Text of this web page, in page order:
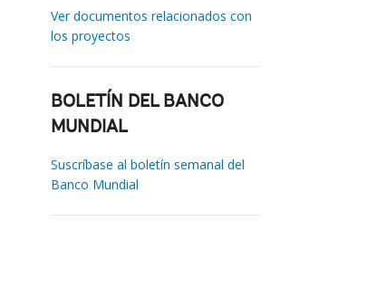
Ver documentos relacionados con
los proyectos
BOLETÍN DEL BANCO
MUNDIAL
Suscríbase al boletín semanal del
Banco Mundial